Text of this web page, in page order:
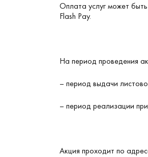
Оплата услуг может
Flash Pay.
На период проведения
– период выдачи
– период реализации
Акция проходит по